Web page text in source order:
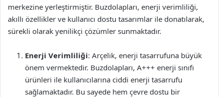
merkezine yerleştirmiştir. Buzdolapları, enerji verimliliği,
akıllı özellikler ve kullanıcı dostu tasarımlar ile donatılarak,
sürekli olarak yenilikçi çözümler sunmaktadır.
Enerji Verimliliği: Arçelik, enerji tasarrufuna büyük
önem vermektedir. Buzdolapları, A+++ enerji sınıfı
ürünleri ile kullanıcılarına ciddi enerji tasarrufu
sağlamaktadır. Bu sayede hem çevre dostu bir